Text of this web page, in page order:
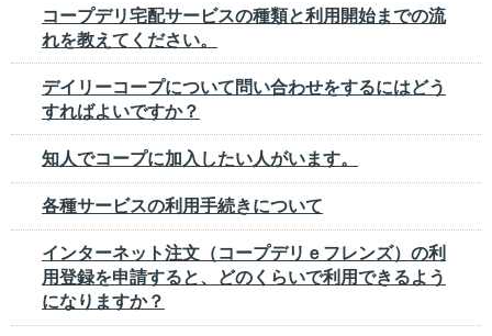
コープデリ宅配サービスの種類と利用開始までの流
れを教えてください。
デイリーコープについて問い合わせをするにはどう
すればよいですか？
知人でコープに加入したい人がいます。
各種サービスの利用手続きについて
インターネット注文（コープデリｅフレンズ）の利
用登録を申請すると、どのくらいで利用できるよう
になりますか？